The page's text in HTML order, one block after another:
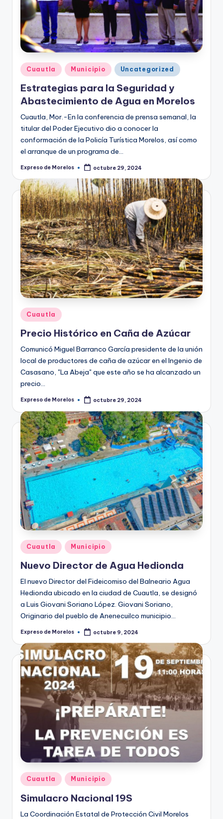
el
o
s
Publicado
en
Cuautla Municipio Uncategorized
Estrategias para la Seguridad y
Abastecimiento de Agua en Morelos
Cuautla, Mor.-En la conferencia de prensa semanal, la
titular del Poder Ejecutivo dio a conocer la
conformación de la Policía Turística Morelos, así como
el arranque de un programa de…
Publicado
Expreso de Morelos octubre 29, 2024
Publicado
en
Cuautla
Precio Histórico en Caña de Azúcar
Comunicó Miguel Barranco García presidente de la unión
local de productores de caña de azúcar en el Ingenio de
Casasano, "La Abeja" que este año se ha alcanzado un
precio…
Publicado
Expreso de Morelos octubre 29, 2024
Publicado
en
Cuautla Municipio
Nuevo Director de Agua Hedionda
El nuevo Director del Fideicomiso del Balneario Agua
Hedionda ubicado en la ciudad de Cuautla, se designó
a Luis Giovani Soriano López. Giovani Soriano,
Originario del pueblo de Anenecuilco municipio…
Publicado
Expreso de Morelos octubre 9, 2024
Publicado
en
Cuautla Municipio
Simulacro Nacional 19S
La Coordinación Estatal de Protección Civil Morelos